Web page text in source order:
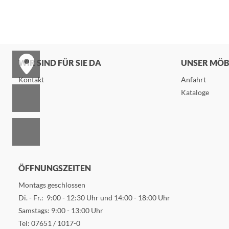
WIR SIND FÜR SIE DA
Kontakt
UNSER
Anfahrt
Kataloge
ÖFFNUNGSZEITEN
Montags geschlossen
Di. - Fr.: 9:00 - 12:30 Uhr und 14:00 - 18:00 Uhr
Samstags: 9:00 - 13:00 Uhr
Tel: 07651 / 1017-0